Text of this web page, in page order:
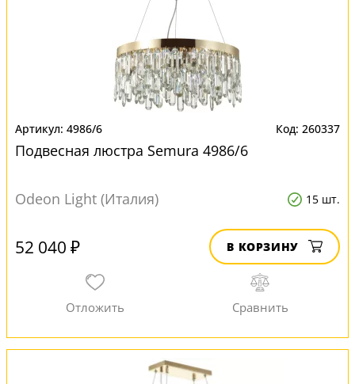
4986/6 260337
Подвесная люстра Semura 4986/6
Odeon Light (Италия) 15 шт.
52 040 ₽ В КОРЗИНУ